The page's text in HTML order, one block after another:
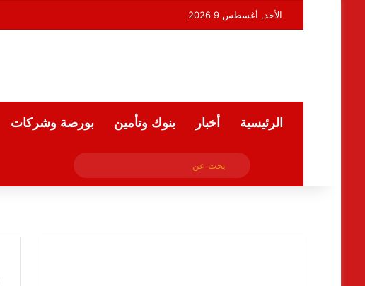
الأحد, أغسطس 9 2026
الرئيسية أخبار بنوك وتأمين بورصة وشركات
فيسبوكملخص الموقع RSS
بحث
عن